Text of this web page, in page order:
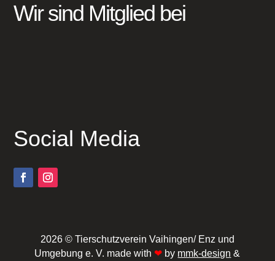
Wir sind Mitglied bei
Social Media
2026 © Tierschutzverein Vaihingen/ Enz und
Umgebung e. V. made with ❤ by mmk-design &